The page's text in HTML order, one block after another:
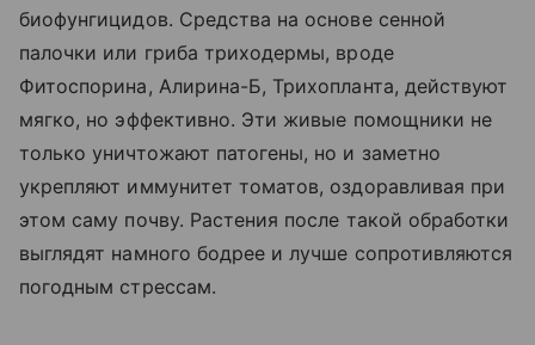
биофунгицидов. Средства на основе сенной
палочки или гриба триходермы, вроде
Фитоспорина, Алирина-Б, Трихопланта, действуют
мягко, но эффективно. Эти живые помощники не
только уничтожают патогены, но и заметно
укрепляют иммунитет томатов, оздоравливая при
этом саму почву. Растения после такой обработки
выглядят намного бодрее и лучше сопротивляются
погодным стрессам.